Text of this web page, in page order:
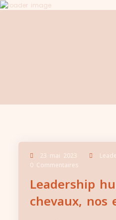
23 mai 2023
0 Commentaires
Leadership
chevaux, nos